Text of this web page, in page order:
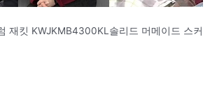
재킷 KWJKMB4300KL솔리드 머메이드 스커